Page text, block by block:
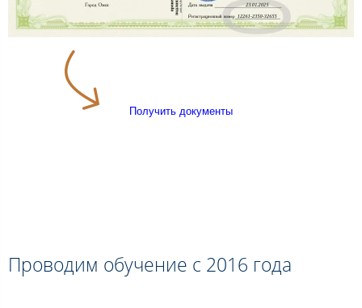
Получить документы
Проводим обучение с 2016 года